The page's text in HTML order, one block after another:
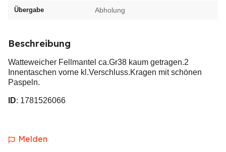
Übergabe Abholung
Beschreibung
Watteweicher Fellmantel ca.Gr38 kaum getragen.2
Innentaschen vorne kl.Verschluss.Kragen mit schönen
Paspeln.
ID: 1781526066
Melden